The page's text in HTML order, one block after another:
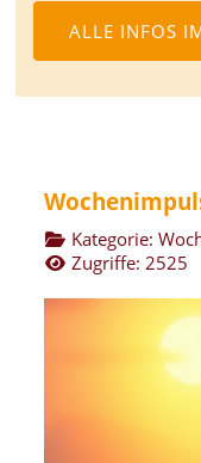
ALLE INFOS
Kategorie:
Zugriffe: 2525